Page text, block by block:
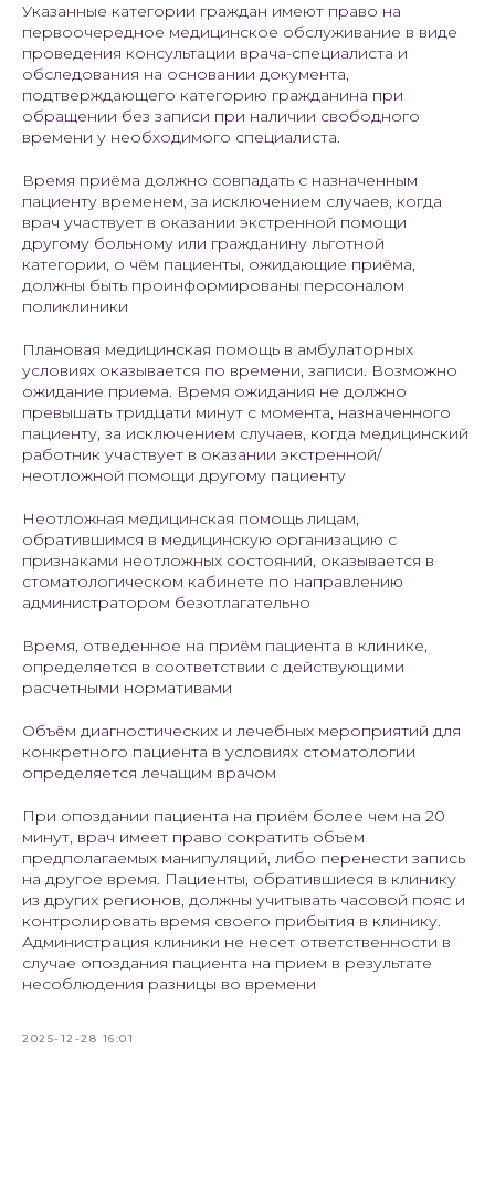
Указанные категории граждан имеют право на
первоочередное медицинское обслуживание в виде
проведения консультации врача-специалиста и
обследования на основании документа,
подтверждающего категорию гражданина при
обращении без записи при наличии свободного
времени у необходимого специалиста.
Время приёма должно совпадать с назначенным
пациенту временем, за исключением случаев, когда
врач участвует в оказании экстренной помощи
другому больному или гражданину льготной
категории, о чём пациенты, ожидающие приёма,
должны быть проинформированы персоналом
поликлиники
Плановая медицинская помощь в амбулаторных
условиях оказывается по времени, записи. Возможно
ожидание приема. Время ожидания не должно
превышать тридцати минут с момента, назначенного
пациенту, за исключением случаев, когда медицинский
работник участвует в оказании экстренной/
неотложной помощи другому пациенту
Неотложная медицинская помощь лицам,
обратившимся в медицинскую организацию с
признаками неотложных состояний, оказывается в
стоматологическом кабинете по направлению
администратором безотлагательно
Время, отведенное на приём пациента в клинике,
определяется в соответствии с действующими
расчетными нормативами
Объём диагностических и лечебных мероприятий для
конкретного пациента в условиях стоматологии
определяется лечащим врачом
При опоздании пациента на приём более чем на 20
минут, врач имеет право сократить объем
предполагаемых манипуляций, либо перенести запись
на другое время. Пациенты, обратившиеся в клинику
из других регионов, должны учитывать часовой пояс и
контролировать время своего прибытия в клинику.
Администрация клиники не несет ответственности в
случае опоздания пациента на прием в результате
несоблюдения разницы во времени
2025-12-28 16:01